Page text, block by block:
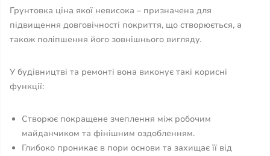
Грунтовка ціна якої невисока – призначена для
підвищення довговічності покриття, що створюється, а
також поліпшення його зовнішнього вигляду.
У будівництві та ремонті вона виконує такі корисні
функції:
Створює покращене зчеплення між робочим
майданчиком та фінішним оздобленням.
Глибоко проникає в пори основи та захищає її від